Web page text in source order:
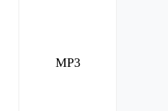
MP3